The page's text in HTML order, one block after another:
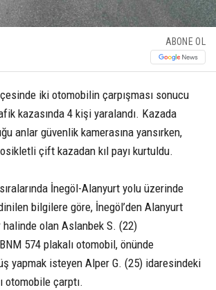
ABONE OL
iki otomobilin çarpışması sonucu
kazasında 4 kişi yaralandı. Kazada
anlar güvenlik kamerasına yansırken,
çift kazadan kıl payı kurtuldu.
İnegöl-Alanyurt yolu üzerinde
bilgilere göre, İnegöl’den Alanyurt
olan Aslanbek S. (22)
574 plakalı otomobil, önünde
yapmak isteyen Alper G. (25) idaresindeki
otomobile çarptı.